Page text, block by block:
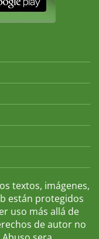
textos, imágenes,
están protegidos
uso más allá de
de autor no